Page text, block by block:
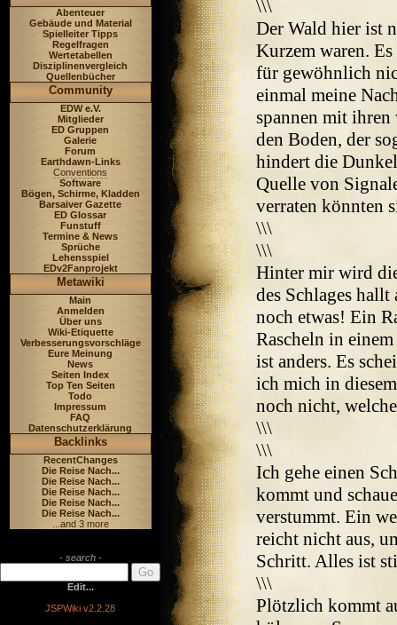
Abenteuer
Gebäude und Material
Spielleiter Tipps
Regelfragen
Wertetabellen
Disziplinenvergleich
Quellenbücher
Community
EDW e.V.
Mitglieder
ED Gruppen
Galerie
Forum
Earthdawn-Links
Conventions
Software
Bögen, Schirme, Kladden
Barsaiver Gazette
ED Glossar
Funstuff
Termine & News
Sprüche
Lehensspiel
EDv2Fanprojekt
Metawiki
Main
Anmelden
Über uns
Wiki-Etiquette
Verbesserungsvorschläge
Eure Meinung
News
Seiten Index
Top Ten Seiten
Todo
Impressum
FAQ
Datenschutzerklärung
Backlinks
RecentChanges
Die Reise Nach...
Die Reise Nach...
Die Reise Nach...
Die Reise Nach...
Die Reise Nach...
...and 3 more
- search -
Edit...
JSPWiki v2.2.28
\\\
Der Wald hier ist
Kurzem waren.
für gewöhnlich
einmal meine
spannen mit
den Boden, der
hindert die
Quelle von
verraten könnten
\\\
\\\
Hinter mir wird
des Schlages
noch etwas! Ein
Rascheln in
ist anders. Es
ich mich in
noch nicht,
\\\
\\\
Ich gehe einen
kommt und
verstummt. Ein
reicht nicht aus,
Schritt. Alles ist
\\\
Plötzlich kommt